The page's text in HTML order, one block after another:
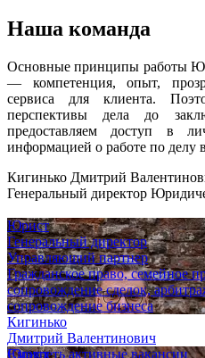
Наша команда
Основные принципы работы
— компетенция, опыт,
сервиса для клиента.
перспективы дела до
предоставляем доступ в
информацией о работе по делу
Кигинько Дмитрий
Генеральный директор
Юрист
Генеральный директор
Управляющий партнер
Гражданское право, семейное
сопровождение сделок,
сопровождение бизнеса
Кигинько
Дмитрий Валентинович
Юрист
Смотреть активные вакансии